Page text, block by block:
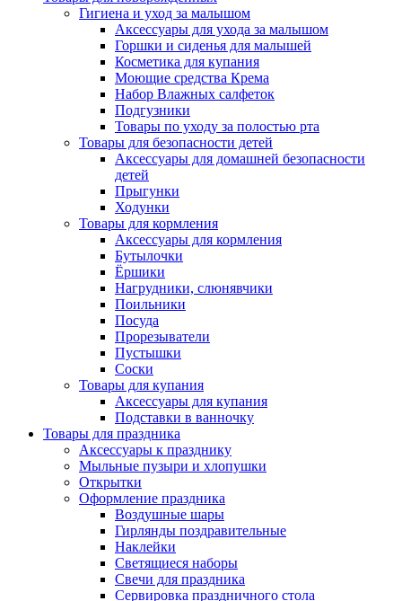
Гигиена и уход за малышом
Аксессуары для ухода за малышом
Горшки и сиденья для малышей
Косметика для купания
Моющие средства Крема
Набор Влажных салфеток
Подгузники
Товары по уходу за полостью рта
Товары для безопасности детей
Аксессуары для домашней безопасности
детей
Прыгунки
Ходунки
Товары для кормления
Аксессуары для кормления
Бутылочки
Ёршики
Нагрудники, слюнявчики
Поильники
Посуда
Прорезыватели
Пустышки
Соски
Товары для купания
Аксессуары для купания
Подставки в ванночку
Товары для праздника
Аксессуары к празднику
Мыльные пузыри и хлопушки
Открытки
Оформление праздника
Воздушные шары
Гирлянды поздравительные
Наклейки
Светящиеся наборы
Свечи для праздника
Сервировка праздничного стола